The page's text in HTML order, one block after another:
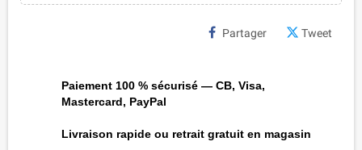
Partager Tweet
Paiement 100 % sécurisé — CB, Visa,
Mastercard, PayPal
Livraison rapide ou retrait gratuit en magasin